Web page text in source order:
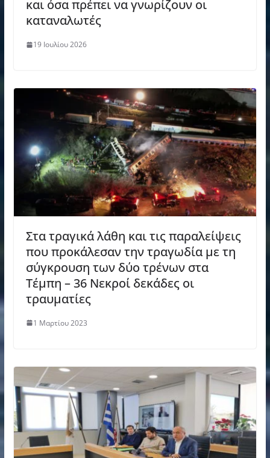
και όσα πρέπει να γνωρίζουν οι
καταναλωτές
19 Ιουλίου 2026
Στα τραγικά λάθη και τις παραλείψεις
που προκάλεσαν την τραγωδία με τη
σύγκρουση των δύο τρένων στα
Τέμπη – 36 Νεκροί δεκάδες οι
τραυματίες
1 Μαρτίου 2023